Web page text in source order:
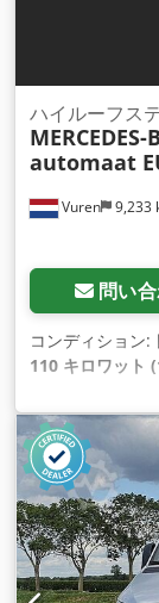
Vuren 9,233
ハイルーフス
MERCEDES-
automaat
問い
コンディション:
110 キロワット
イールベース:
デイキャブ
, 変
スペンション:
鋼
mm, 全高:
荷室高:1,920
ブレーキ・シス
トヒーター, セ
ルートゥース,